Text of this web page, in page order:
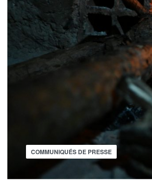
COMMUNIQUÉS DE PRESSE